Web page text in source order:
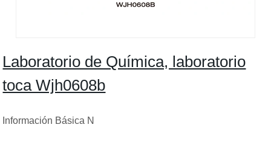
Laboratorio de Química, laboratorio
toca Wjh0608b
Información Básica N